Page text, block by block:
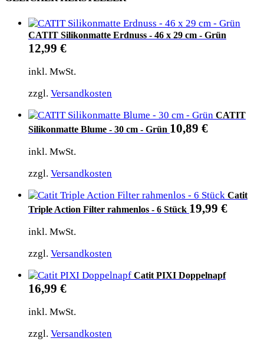
CATIT Silikonmatte Erdnuss - 46 x 29 cm - Grün
12,99 €
inkl. MwSt.
zzgl. Versandkosten
CATIT
Silikonmatte Blume - 30 cm - Grün 10,89 €
inkl. MwSt.
zzgl. Versandkosten
Catit
Triple Action Filter rahmenlos - 6 Stück 19,99 €
inkl. MwSt.
zzgl. Versandkosten
Catit PIXI Doppelnapf
16,99 €
inkl. MwSt.
zzgl. Versandkosten